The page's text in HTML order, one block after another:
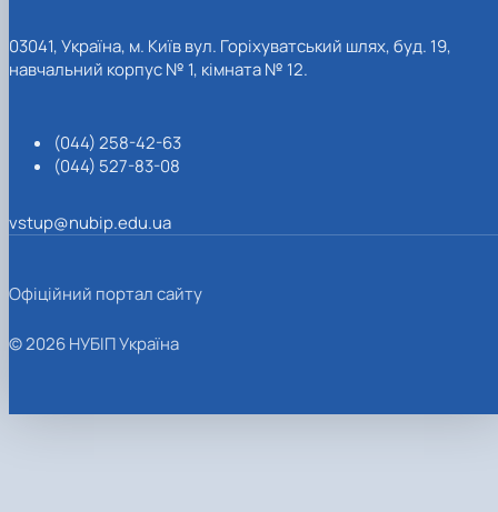
03041, Україна, м. Київ вул. Горіхуватський шлях, буд. 19,
навчальний корпус № 1, кімната № 12.
(044) 258-42-63
(044) 527-83-08
vstup@nubip.edu.ua
Офіційний портал сайту
© 2026 НУБІП Україна